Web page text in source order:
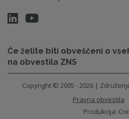
Če želite biti obveščeni o
na obvestila ZNS
Copyright © 2005 - 2026 |
Pravna obvestila
Produkcija: